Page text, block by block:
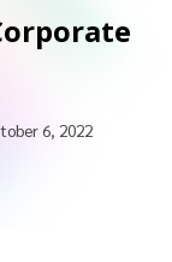
6, 2022